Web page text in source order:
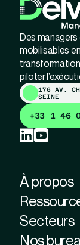
Des
mobilisables
piloter
176 AV.
SEINE
+33 1 46
À propos
Secteurs
Nos